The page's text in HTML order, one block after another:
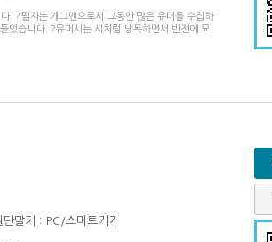
. ?필자는 개그맨으로서 그동안 많은 유머를 수집하
었습니다. ?유머시는 시처럼 낭독하면서 반전에 묘
단말기 : PC/스마트기기